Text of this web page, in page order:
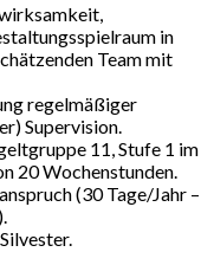
in
Team mit
regelmäßiger
Supervision.
11, Stufe 1 im
20 Wochenstunden.
(30 Tage/Jahr –